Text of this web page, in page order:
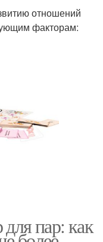
отношений
факторам:
пар: как